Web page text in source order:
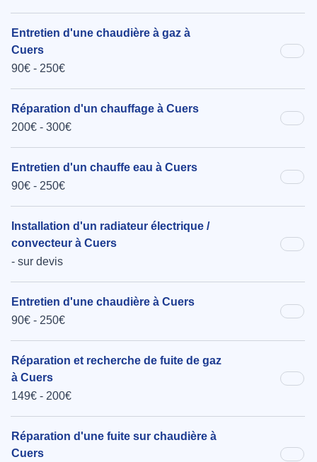
Entretien d'une chaudière à gaz à
Cuers
90€ - 250€
Réparation d'un chauffage à Cuers
200€ - 300€
Entretien d'un chauffe eau à Cuers
90€ - 250€
Installation d'un radiateur électrique /
convecteur à Cuers
- sur devis
Entretien d'une chaudière à Cuers
90€ - 250€
Réparation et recherche de fuite de gaz
à Cuers
149€ - 200€
Réparation d'une fuite sur chaudière à
Cuers